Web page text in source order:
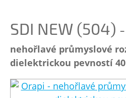
SDI NEW (504)
nehořlavé průmyslové
dielektrickou pevností